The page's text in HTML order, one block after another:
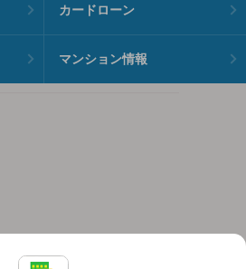
カードローン
マンション情報